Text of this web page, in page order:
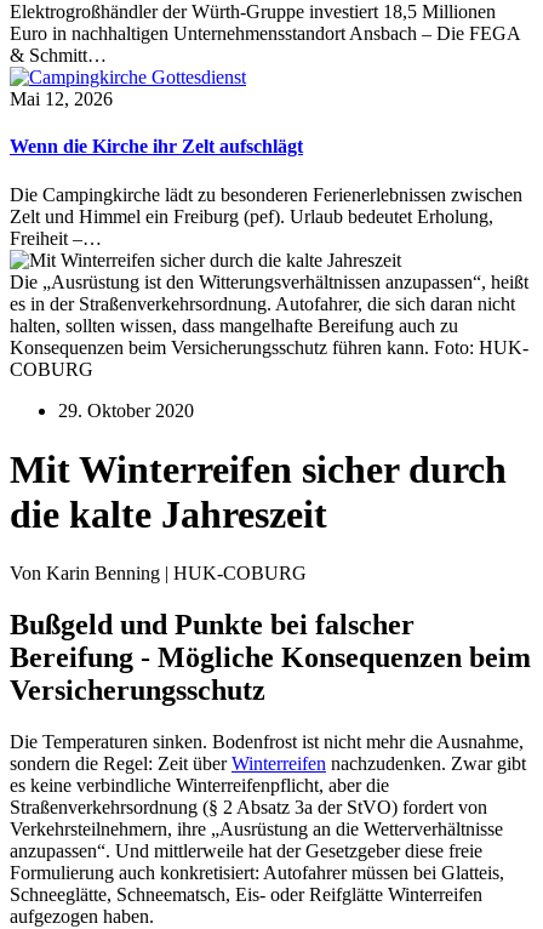
Elektrogroßhändler der Würth-Gruppe investiert 18,5 Millionen
Euro in nachhaltigen Unternehmensstandort Ansbach – Die FEGA
& Schmitt…
Mai 12, 2026
Wenn die Kirche ihr Zelt aufschlägt
Die Campingkirche lädt zu besonderen Ferienerlebnissen zwischen
Zelt und Himmel ein Freiburg (pef). Urlaub bedeutet Erholung,
Freiheit –…
Die „Ausrüstung ist den Witterungsverhältnissen anzupassen“, heißt
es in der Straßenverkehrsordnung. Autofahrer, die sich daran nicht
halten, sollten wissen, dass mangelhafte Bereifung auch zu
Konsequenzen beim Versicherungsschutz führen kann. Foto: HUK-
COBURG
29. Oktober 2020
Mit Winterreifen sicher durch
die kalte Jahreszeit
Von Karin Benning | HUK-COBURG
Bußgeld und Punkte bei falscher
Bereifung - Mögliche Konsequenzen beim
Versicherungsschutz
Die Temperaturen sinken. Bodenfrost ist nicht mehr die Ausnahme,
sondern die Regel: Zeit überWinterreifen nachzudenken. Zwar gibt
es keine verbindliche Winterreifenpflicht, aber die
Straßenverkehrsordnung (§ 2 Absatz 3a der StVO) fordert von
Verkehrsteilnehmern, ihre „Ausrüstung an die Wetterverhältnisse
anzupassen“. Und mittlerweile hat der Gesetzgeber diese freie
Formulierung auch konkretisiert: Autofahrer müssen bei Glatteis,
Schneeglätte, Schneematsch, Eis- oder Reifglätte Winterreifen
aufgezogen haben.